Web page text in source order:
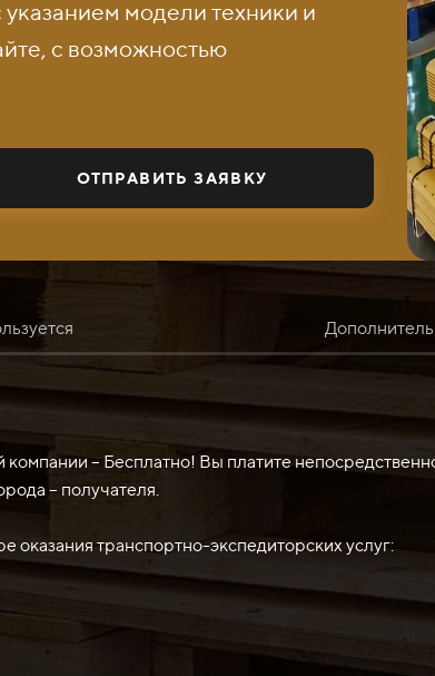
модели техники и
с возможностью
ОТПРАВИТЬ ЗАЯВКУ
– Бесплатно! Вы платите
– получателя.
транспортно-экспедиторских услуг:
для различных задач, требующих
и обработки материалов, таких как сталь,
лесозаготовке для обработки древесины и других